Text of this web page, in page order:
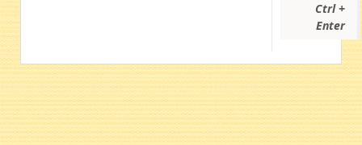
Ctrl +
Enter